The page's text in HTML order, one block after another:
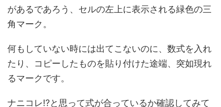
があるであろう、セルの左上に表示される緑色の三
角マーク。
何もしていない時には出てこないのに、数式を入れ
たり、コピーしたものを貼り付けた途端、突如現れ
るマークです。
ナニコレ!?と思って式が合っているか確認してみて